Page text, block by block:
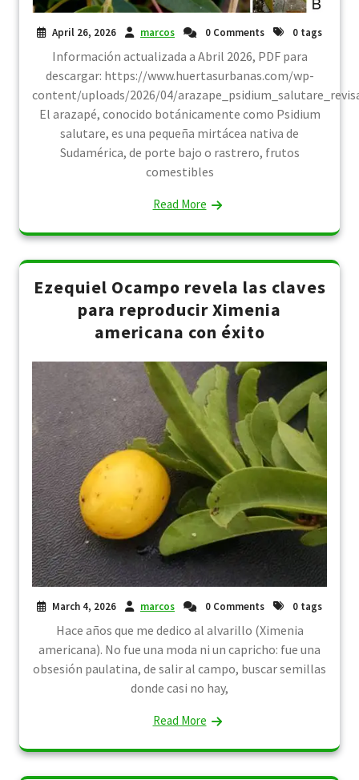
April 26, 2026 marcos 0 Comments 0 tags
Información actualizada a Abril 2026, PDF para
descargar: https://www.huertasurbanas.com/wp-
content/uploads/2026/04/
El arazapé, conocido botánicamente como Psidium
salutare, es una pequeña mirtácea nativa de
Sudamérica, de porte bajo o rastrero, frutos
comestibles
Read More
Ezequiel Ocampo revela las claves
para reproducir Ximenia
americana con éxito
March 4, 2026 marcos 0 Comments 0 tags
Hace años que me dedico al alvarillo (Ximenia
americana). No fue una moda ni un capricho: fue una
obsesión paulatina, de salir al campo, buscar semillas
donde casi no hay,
Read More